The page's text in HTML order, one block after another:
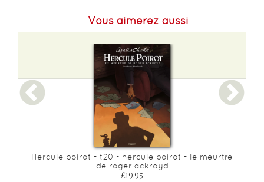
Vous aimerez aussi
Hercule poirot - t20 - hercule poirot - le meurtre
de roger ackroyd
£19.95